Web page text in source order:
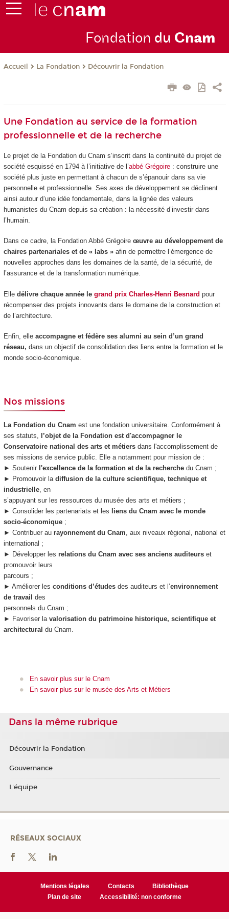
Fondation du Cnam
Accueil La Fondation Découvrir la Fondation
Une Fondation au service de la formation
professionnelle et de la recherche
Le projet de la Fondation du Cnam s’inscrit dans la continuité du projet de
société esquissé en 1794 à l’initiative de l’abbé Grégoire: construire une
société plus juste en permettant à chacun de s’épanouir dans sa vie
personnelle et professionnelle. Ses axes de développement se déclinent
ainsi autour d’une idée fondamentale, dans la lignée des valeurs
humanistes du Cnam depuis sa création : la nécessité d’investir dans
l’humain.
Dans ce cadre, la Fondation Abbé Grégoire œuvre au développement de
chaires partenariales et de « labs »afin de permettre l’émergence de
nouvelles approches dans les domaines de la santé, de la sécurité, de
l’assurance et de la transformation numérique.
Elle délivre chaque année le grand prix Charles-Henri Besnard pour
récompenser des projets innovants dans le domaine de la construction et
de l’architecture.
Enfin, elle accompagne et fédère ses alumni au sein d’un grand
réseau, dans un objectif de consolidation des liens entre la formation et le
monde socio-économique.
Nos missions
La Fondation du Cnam est une fondation universitaire. Conformément à
ses statuts,
l’objet de la Fondation est d'accompagner le
Conservatoire national des arts et métiersdans l'accomplissement de
ses missions de service public. Elle a notamment pour mission de :
► Soutenir l'excellence de la formation et de la recherche du Cnam ;
► Promouvoir la diffusion de la culture scientifique, technique et
industrielle, en
s’appuyant sur les ressources du musée des arts et métiers ;
► Consolider les partenariats et les
liens du Cnam avec le monde
socio-économique;
► Contribuer au rayonnement du Cnam, aux niveaux régional, national et
international ;
► Développer les relations du Cnam avec ses anciens auditeurset
promouvoir leurs
parcours ;
► Améliorer les conditions d’étudesdes auditeurs et l’environnement
de travail des
personnels du Cnam ;
► Favoriser la valorisation du patrimoine historique, scientifique et
architectural du Cnam.
En savoir plus sur le Cnam
En savoir plus sur le musée des Arts et Métiers
Dans la même rubrique
Découvrir la Fondation
Gouvernance
L'équipe
RÉSEAUX SOCIAUX
Mentions légales Contacts
Bibliothèque
Plan de site
Accessibilité: non conforme